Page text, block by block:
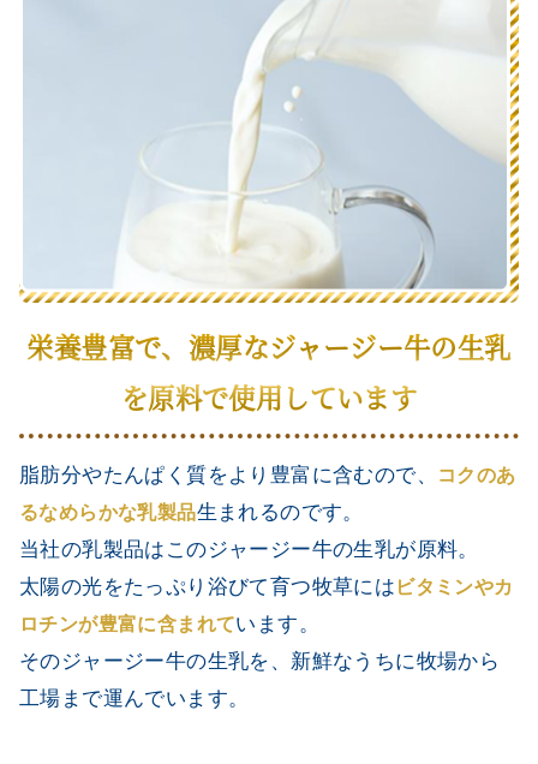
カートに追加しました。
栄養豊富で、濃厚なジャージー牛の生乳
を原料で使用しています
脂肪分やたんぱく質をより豊富に含むので、
コクのあ
るなめらかな乳製品生まれるのです。
当社の乳製品はこのジャージー牛の生乳が原料。
太陽の光をたっぷり浴びて育つ牧草には ビタミンやカ
ロチンが豊富に含まれています。
そのジャージー牛の生乳を、新鮮なうちに牧場から
工場まで運んでいます。